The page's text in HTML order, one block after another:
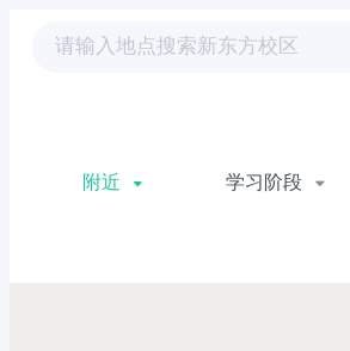
附近 学习阶段